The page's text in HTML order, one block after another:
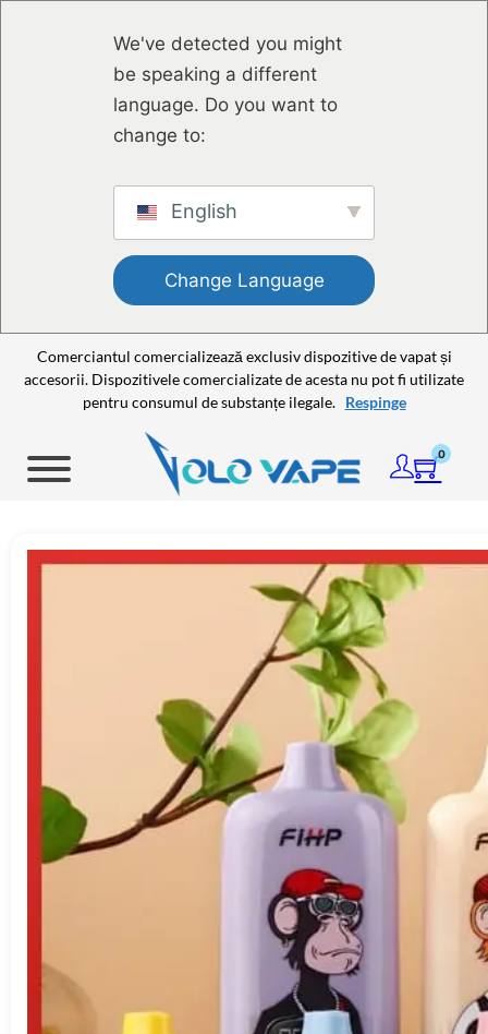
We've detected you might
be speaking a different
language. Do you want to
change to:
English
Change Language
Comerciantul comercializează exclusiv dispozitive de vapat și
accesorii. Dispozitivele comercializate de acesta nu pot fi utilizate
pentru consumul de substanțe ilegale. Respinge
0